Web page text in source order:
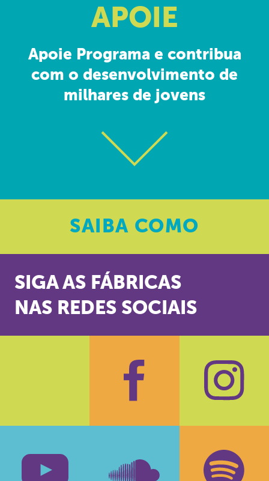
APOIE
Apoie Programa e contribua
com o desenvolvimento de
milhares de jovens
SAIBA COMO
SIGA AS FÁBRICAS
NAS REDES SOCIAIS
Facebook